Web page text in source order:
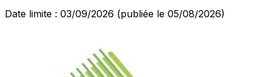
Date limite : 03/09/2026 (publiée le 05/08/2026)